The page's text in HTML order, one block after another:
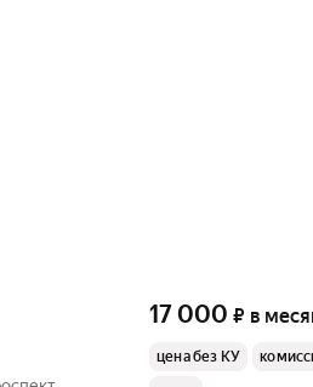
17 000 ₽ в
цена без КУ